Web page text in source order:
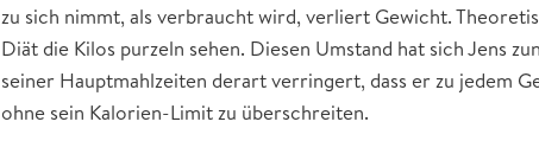
zu sich nimmt, als verbraucht wird, verliert Gewicht.
Diät die Kilos purzeln sehen. Diesen Umstand hat sich Jens
seiner Hauptmahlzeiten derart verringert, dass er zu jedem
ohne sein Kalorien-Limit zu überschreiten.